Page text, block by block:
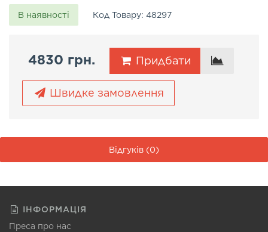
В наявності Код Товару: 48297
4830 грн. Придбати
Швидке замовлення
Відгуків (0)
ІНФОРМАЦІЯ
Преса про нас